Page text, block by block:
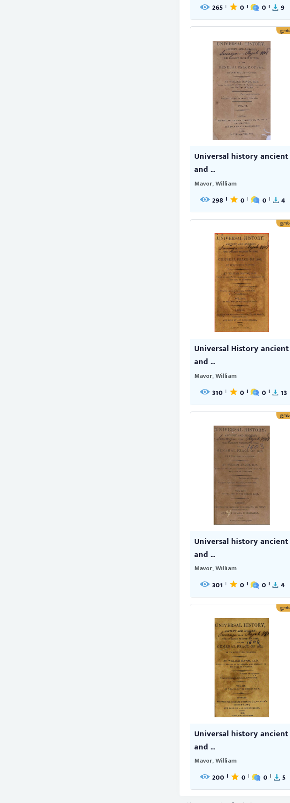
265 | 0 | 0 | 9
நூல்
Universal history ancient
and ...
Mavor, William
298 | 0 | 0 | 4
நூல்
Universal History ancient
and ...
Mavor, William
310 | 0 | 0 | 13
நூல்
Universal history ancient
and ...
Mavor, William
301 | 0 | 0 | 4
நூல்
Universal history ancient
and ...
Mavor, William
200 | 0 | 0 | 5